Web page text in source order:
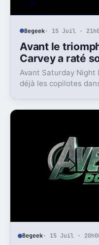
Begeek· 15 Juil ·
Avant le
Carvey a raté
Avant Saturday Night
déjà les copilotes
Begeek· 15 Juil ·